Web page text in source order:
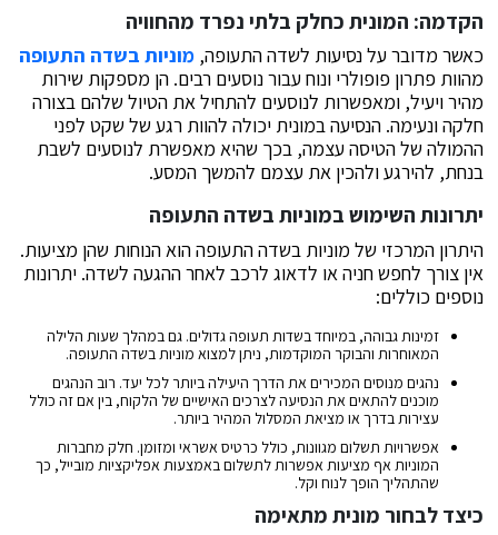
הקדמה: המונית כחלק בלתי נפרד מהחוויה
כאשר מדובר על נסיעות לשדה התעופה, מוניות בשדה התעופה
מהוות פתרון פופולרי ונוח עבור נוסעים רבים. הן מספקות שירות
מהיר ויעיל, ומאפשרות לנוסעים להתחיל את הטיול שלהם בצורה
חלקה ונעימה. הנסיעה במונית יכולה להוות רגע של שקט לפני
ההמולה של הטיסה עצמה, בכך שהיא מאפשרת לנוסעים לשבת
בנחת, להירגע ולהכין את עצמם להמשך המסע.
יתרונות השימוש במוניות בשדה התעופה
היתרון המרכזי של מוניות בשדה התעופה הוא הנוחות שהן מציעות.
אין צורך לחפש חניה או לדאוג לרכב לאחר ההגעה לשדה. יתרונות
נוספים כוללים:
זמינות גבוהה, במיוחד בשדות תעופה גדולים. גם במהלך שעות הלילה
המאוחרות והבוקר המוקדמות, ניתן למצוא מוניות בשדה התעופה.
נהגים מנוסים המכירים את הדרך היעילה ביותר לכל יעד. רוב הנהגים
מוכנים להתאים את הנסיעה לצרכים האישיים של הלקוח, בין אם זה כולל
עצירות בדרך או מציאת המסלול המהיר ביותר.
אפשרויות תשלום מגוונות, כולל כרטיס אשראי ומזומן. חלק מחברות
המוניות אף מציעות אפשרות לתשלום באמצעות אפליקציות מובייל, כך
שהתהליך הופך לנוח וקל.
כיצד לבחור מונית מתאימה